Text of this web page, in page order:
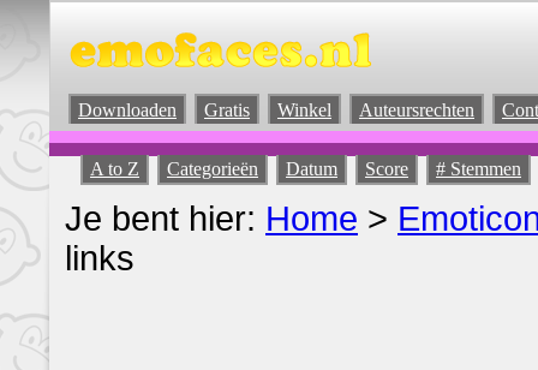
Downloaden Gratis Winkel Auteursrechten
A to Z Categorieën Datum Score # Stemmen
Je bent hier: Home >
links